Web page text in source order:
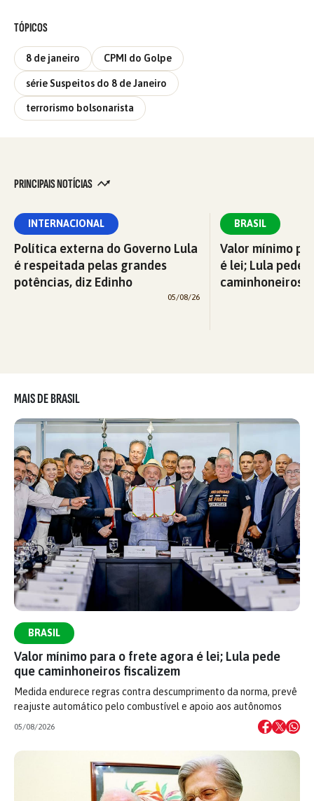
TÓPICOS
8 de janeiro CPMI do Golpe
série Suspeitos do 8 de Janeiro
terrorismo bolsonarista
PRINCIPAIS NOTÍCIAS
INTERNACIONAL
Política externa do Governo Lula
é respeitada pelas grandes
potências, diz Edinho
05/08/26
BRASIL
Valor mínimo
é lei; Lula pede
caminhoneiros
MAIS DE BRASIL
BRASIL
Valor mínimo para o frete agora é lei; Lula pede
que caminhoneiros fiscalizem
Medida endurece regras contra descumprimento da norma, prevê
reajuste automático pelo combustível e apoio aos autônomos
05/08/2026